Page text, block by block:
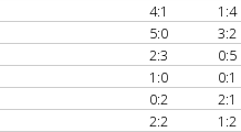
4:1 1:4
5:0 3:2
2:3 0:5
1:0 0:1
0:2 2:1
2:2 1:2